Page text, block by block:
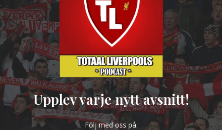
Upplev varje nytt avsnitt!
Följ med oss på: